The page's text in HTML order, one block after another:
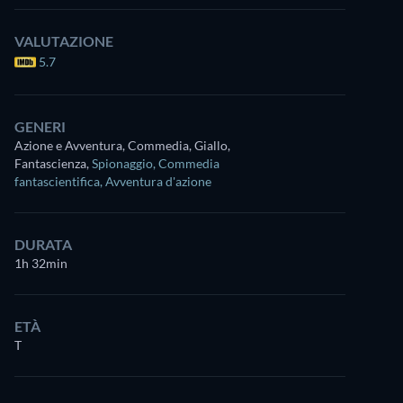
VALUTAZIONE
5.7
GENERI
Azione e Avventura, Commedia, Giallo,
Fantascienza,Spionaggio, Commedia
fantascientifica, Avventura d'azione
DURATA
1h 32min
ETÀ
T